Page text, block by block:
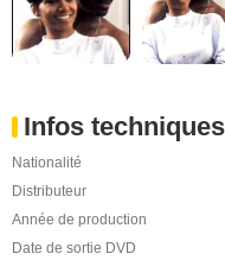
Infos techniques
Nationalité
Distributeur
Année de production
Date de sortie DVD